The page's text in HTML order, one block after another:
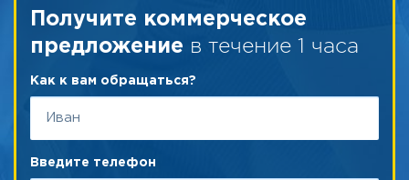
Получите коммерческое
предложение в течение 1 часа
Как к вам обращаться?
Введите телефон